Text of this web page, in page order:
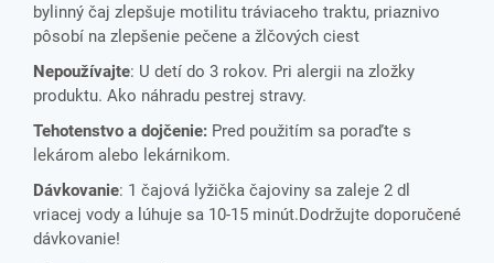
bylinný čaj zlepšuje motilitu tráviaceho traktu, priaznivo
pôsobí na zlepšenie pečene a žlčových ciest
Nepoužívajte: U detí do 3 rokov. Pri alergii na zložky
produktu. Ako náhradu pestrej stravy.
Tehotenstvo a dojčenie: Pred použitím sa poraďte s
lekárom alebo lekárnikom.
Dávkovanie: 1 čajová lyžička čajoviny sa zaleje 2 dl
vriacej vody a lúhuje sa 10-15 minút.Dodržujte doporučené
dávkovanie!